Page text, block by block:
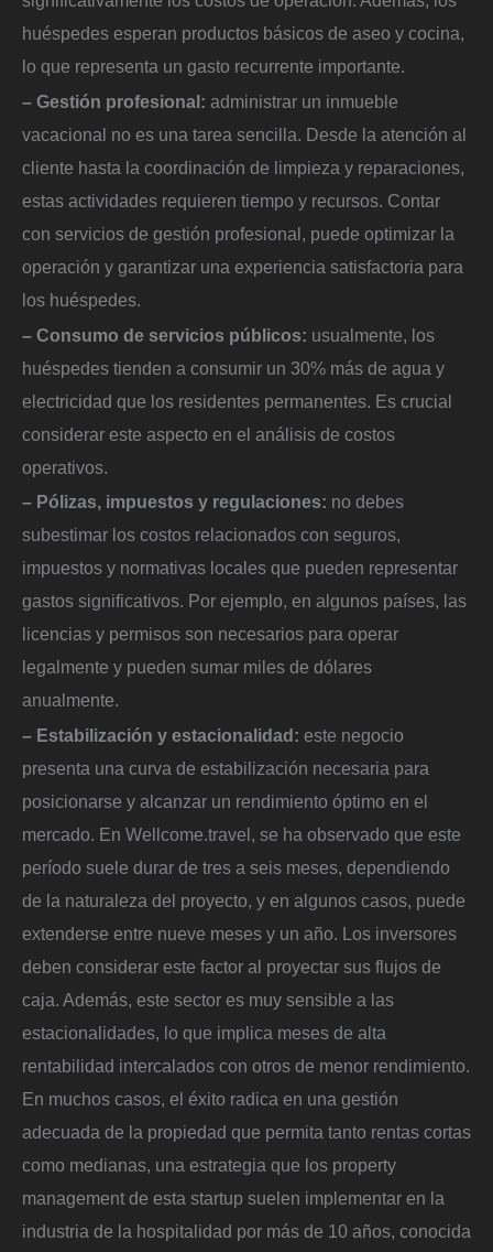
huéspedes esperan productos básicos de aseo y cocina,
lo que representa un gasto recurrente importante.
– Gestión profesional: administrar un inmueble
vacacional no es una tarea sencilla. Desde la atención al
cliente hasta la coordinación de limpieza y reparaciones,
estas actividades requieren tiempo y recursos. Contar
con servicios de gestión profesional, puede optimizar la
operación y garantizar una experiencia satisfactoria para
los huéspedes.
– Consumo de servicios públicos: usualmente, los
huéspedes tienden a consumir un 30% más de agua y
electricidad que los residentes permanentes. Es crucial
considerar este aspecto en el análisis de costos
operativos.
– Pólizas, impuestos y regulaciones: no debes
subestimar los costos relacionados con seguros,
impuestos y normativas locales que pueden representar
gastos significativos. Por ejemplo, en algunos países, las
licencias y permisos son necesarios para operar
legalmente y pueden sumar miles de dólares
anualmente.
– Estabilización y estacionalidad: este negocio
presenta una curva de estabilización necesaria para
posicionarse y alcanzar un rendimiento óptimo en el
mercado. En Wellcome.travel, se ha observado que este
período suele durar de tres a seis meses, dependiendo
de la naturaleza del proyecto, y en algunos casos, puede
extenderse entre nueve meses y un año. Los inversores
deben considerar este factor al proyectar sus flujos de
caja. Además, este sector es muy sensible a las
estacionalidades, lo que implica meses de alta
rentabilidad intercalados con otros de menor rendimiento.
En muchos casos, el éxito radica en una gestión
adecuada de la propiedad que permita tanto rentas cortas
como medianas, una estrategia que los property
management de esta startup suelen implementar en la
industria de la hospitalidad por más de 10 años, conocida